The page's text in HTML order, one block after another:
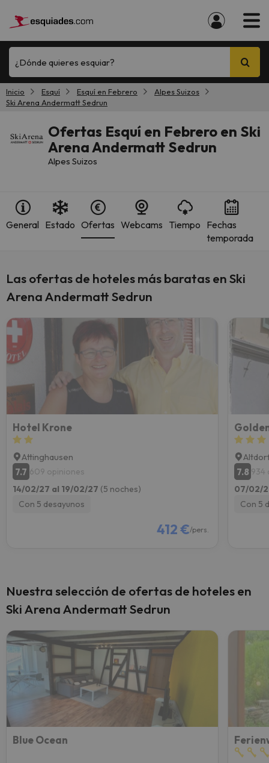
¿Dónde quieres esquiar?
Inicio Esquí Esquí en Febrero
Alpes Suizos
Ski Arena Andermatt Sedrun
Ofertas Esquí en Febrero en Ski
Arena Andermatt Sedrun
Alpes Suizos
General Estado Ofertas Webcams Tiempo Fechas
temporada
Las ofertas de hoteles más baratas en Ski
Arena Andermatt Sedrun
Hotel Krone
Attinghausen
7.7 609 opiniones
14/02/27 al 19/02/27 (5 noches)
Con 5 desayunos
412 €/pers.
7.8 934
07/02/
Con 5
Nuestra selección de ofertas de hoteles en
Ski Arena Andermatt Sedrun
Blue Ocean